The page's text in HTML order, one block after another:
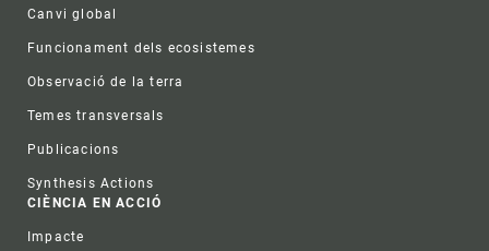
Canvi global
Funcionament dels ecosistemes
Observació de la terra
Temes transversals
Publicacions
Synthesis Actions
CIÈNCIA EN ACCIÓ
Impacte